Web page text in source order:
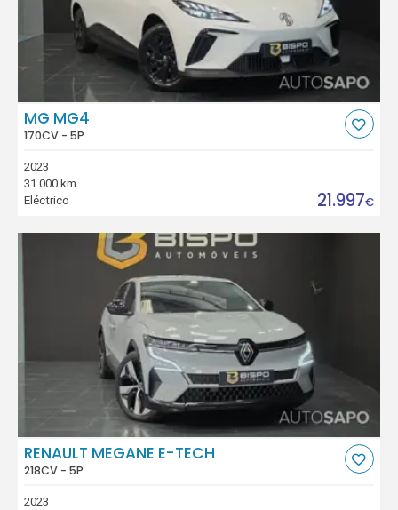
MG MG4
170CV - 5P
2023
31.000 km
Eléctrico
21.997€
RENAULT MEGANE E-TECH
218CV - 5P
2023